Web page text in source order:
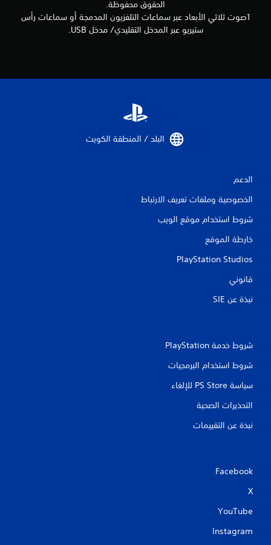
الحقوق محفوظة.
1صوت ثلاثي الأبعاد عبر سماعات التلفزيون المدمجة أو سماعات رأس
ستيريو عبر المدخل التقليدي/ مدخل USB.
البلد / المنطقة الكويت‏
الدعم
الخصوصية وملفات تعريف الارتباط
شروط استخدام موقع الويب
خارطة الموقع
PlayStation Studios
قانوني
نبذة عن SIE‏
شروط خدمة PlayStation‏
شروط استخدام البرمجيات
سياسة PS Store للإلغاء
التحذيرات الصحية
نبذة عن التقييمات
Facebook
X
YouTube
Instagram